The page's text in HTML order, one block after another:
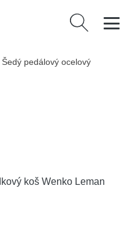
Vyhledávání
Šedý pedálový ocelový